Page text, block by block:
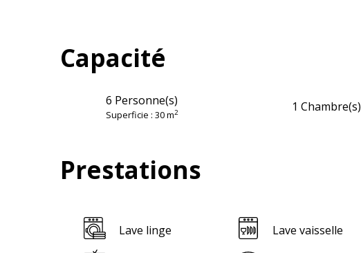
Capacité
6 Personne(s)
Superficie : 30 m2 1 Chambre(s)
Prestations
Lave linge Lave vaisselle